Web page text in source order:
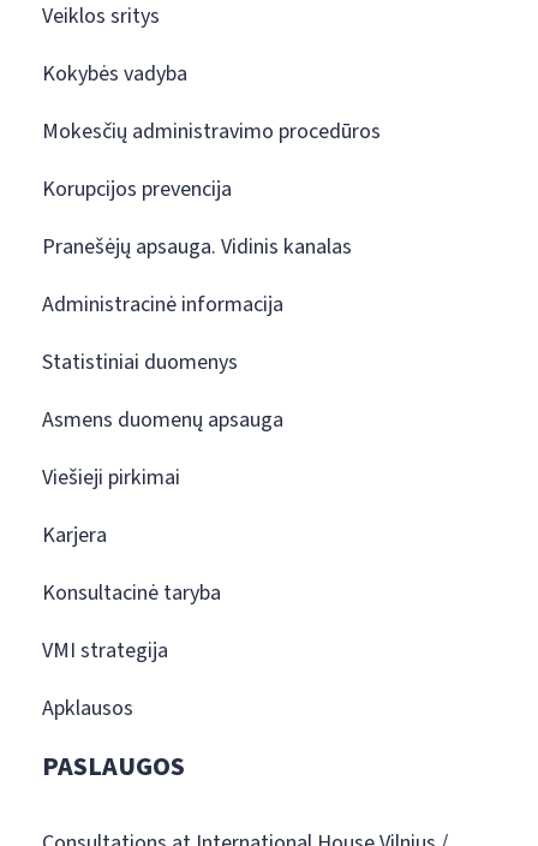
Veiklos sritys
Kokybės vadyba
Mokesčių administravimo procedūros
Korupcijos prevencija
Pranešėjų apsauga. Vidinis kanalas
Administracinė informacija
Statistiniai duomenys
Asmens duomenų apsauga
Viešieji pirkimai
Karjera
Konsultacinė taryba
VMI strategija
Apklausos
PASLAUGOS